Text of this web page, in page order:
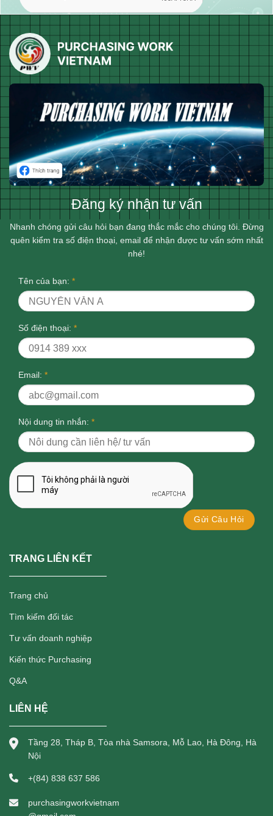
Đăng ký nhận tư vấn
Nhanh chóng gửi câu hỏi bạn đang thắc mắc cho chúng tôi. Đừng
quên kiểm tra số điện thoại, email để nhận được tư vấn sớm nhất
nhé!
Tên của bạn: *
Số điện thoại: *
Email: *
Nội dung tin nhắn: *
TRANG LIÊN KẾT
Trang chủ
Tìm kiếm đối tác
Tư vấn doanh nghiệp
Kiến thức Purchasing
Q&A
LIÊN HỆ
Tầng 28, Tháp B, Tòa nhà Samsora, Mỗ Lao, Hà Đông, Hà
Nội
+(84) 838 637 586
purchasingworkvietnam